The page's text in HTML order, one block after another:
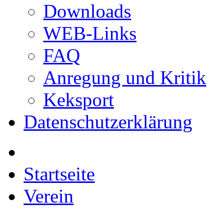
Downloads
WEB-Links
FAQ
Anregung und Kritik
Keksport
Datenschutzerklärung
Startseite
Verein